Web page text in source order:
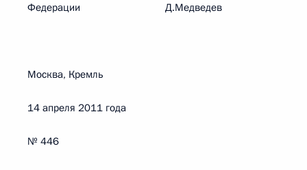
Федерации Д.Медведев
Москва, Кремль
14 апреля 2011 года
№ 446